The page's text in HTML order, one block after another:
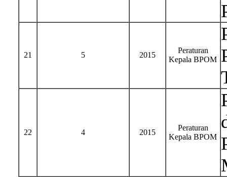
21 5 2015
Peraturan
Kepala BPOM
22 4 2015
Peraturan
Kepala BPOM